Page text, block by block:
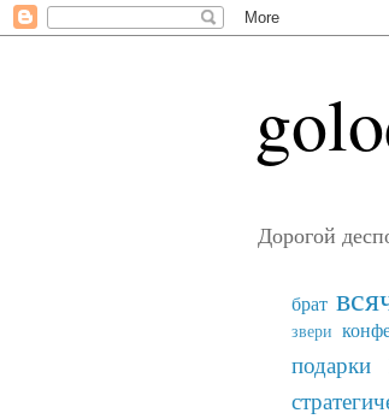
Дорогой
брат
звери
подарки